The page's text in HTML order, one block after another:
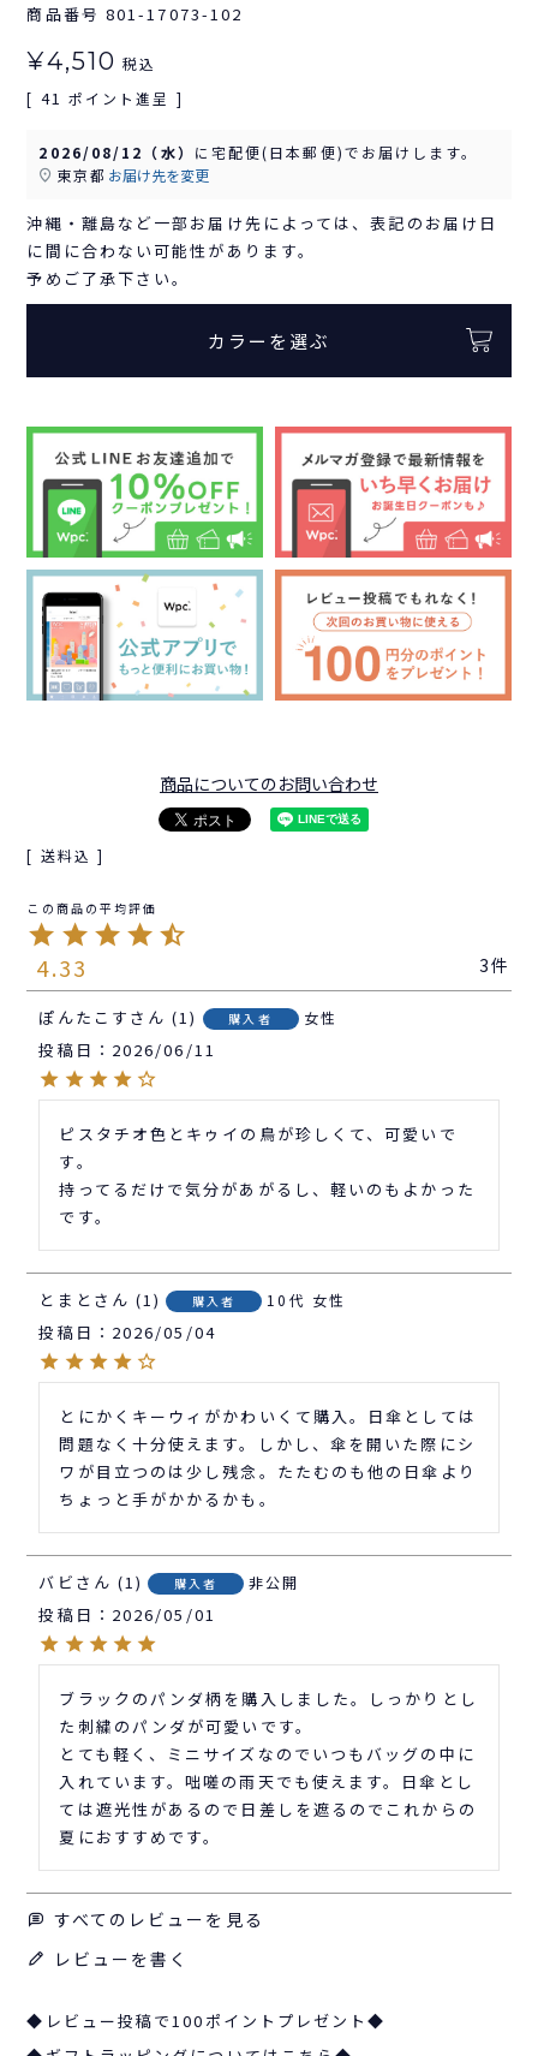
商品番号 801-17073-102
¥4,510 税込
[ 41 ポイント進呈 ]
2026/08/12（水） に 宅配便(日本郵便)でお届けします。
東京都 お届け先を変更
沖縄・離島など一部お届け先によっては、表記のお届け日
に間に合わない可能性があります。
予めご了承下さい。
カラーを選ぶ
商品についてのお問い合わせ
送料込
4.33 3
ぽんたこす 1 購入者 女性
投稿日 2026/06/11
ピスタチオ色とキゥイの鳥が珍しくて、可愛いで
す。
持ってるだけで気分があがるし、軽いのもよかった
です。
とまと 1 購入者 10代 女性
投稿日 2026/05/04
とにかくキーウィがかわいくて購入。日傘としては
問題なく十分使えます。しかし、傘を開いた際にシ
ワが目立つのは少し残念。たたむのも他の日傘より
ちょっと手がかかるかも。
バビ 1 購入者 非公開
投稿日 2026/05/01
ブラックのパンダ柄を購入しました。しっかりとし
た刺繍のパンダが可愛いです。
とても軽く、ミニサイズなのでいつもバッグの中に
入れています。咄嗟の雨天でも使えます。日傘とし
ては遮光性があるので日差しを遮るのでこれからの
夏におすすめです。
すべてのレビューを見る
レビューを書く
◆レビュー投稿で100ポイントプレゼント◆